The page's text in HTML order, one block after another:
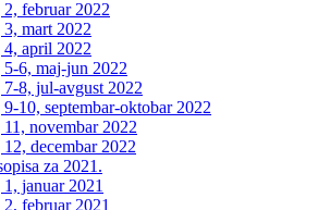
februar 2022
mart 2022
april 2022
6, maj-jun 2022
8, jul-avgust 2022
10, septembar-oktobar 2022
novembar 2022
decembar 2022
za 2021.
januar 2021
februar 2021